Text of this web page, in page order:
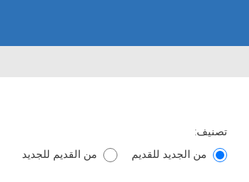
تصنيف:
من الجديد للقديم
من القديم للجديد